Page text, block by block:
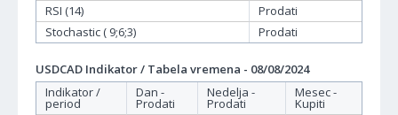
RSI (14)
Prodati
Stochastic ( 9;6;3)
Prodati
USDCAD Indikator / Tabela vremena - 08/08/2024
Indikator /
period
Dan -
Prodati
Nedelja -
Prodati
Mesec -
Kupiti